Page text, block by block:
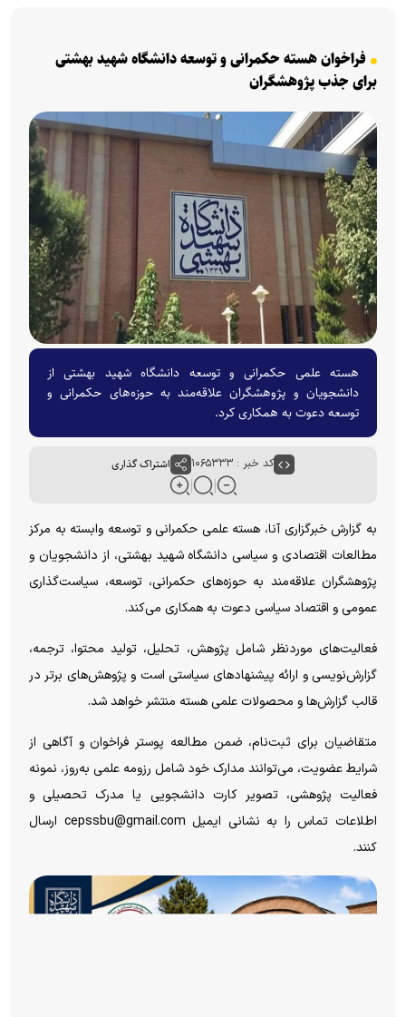
فراخوان هسته حکمرانی و توسعه دانشگاه شهید بهشتی
برای جذب پژوهشگران
هسته علمی حکمرانی و توسعه دانشگاه شهید بهشتی از
دانشجویان و پژوهشگران علاقه‌مند به حوزه‌های حکمرانی و
توسعه دعوت به همکاری کرد.
کد خبر : ۱۰۶۵۳۳۳ اشتراک گذاری
به گزارش خبرگزاری آنا، هسته علمی حکمرانی و توسعه وابسته به مرکز
مطالعات اقتصادی و سیاسی دانشگاه شهید بهشتی، از دانشجویان و
پژوهشگران علاقه‌مند به حوزه‌های حکمرانی، توسعه، سیاست‌گذاری
عمومی و اقتصاد سیاسی دعوت به همکاری می‌کند.
فعالیت‌های موردنظر شامل پژوهش، تحلیل، تولید محتوا، ترجمه،
گزارش‌نویسی و ارائه پیشنهاد‌های سیاستی است و پژوهش‌های برتر در
قالب گزارش‌ها و محصولات علمی هسته منتشر خواهد شد.
متقاضیان برای ثبت‌نام، ضمن مطالعه پوستر فراخوان و آگاهی از
شرایط عضویت، می‌توانند مدارک خود شامل رزومه علمی به‌روز، نمونه
فعالیت پژوهشی، تصویر کارت دانشجویی یا مدرک تحصیلی و
اطلاعات تماس را به نشانی ایمیل cepssbu@gmail.com ارسال
کنند.